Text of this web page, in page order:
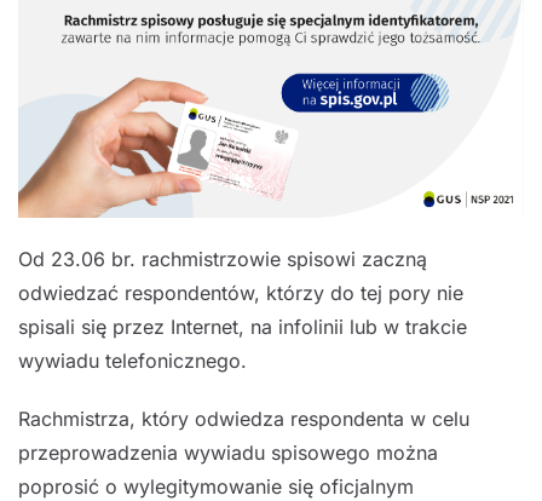
Od 23.06 br. rachmistrzowie spisowi zaczną
odwiedzać respondentów, którzy do tej pory nie
spisali się przez Internet, na infolinii lub w trakcie
wywiadu telefonicznego.
Rachmistrza, który odwiedza respondenta w celu
przeprowadzenia wywiadu spisowego można
poprosić o wylegitymowanie się oficjalnym